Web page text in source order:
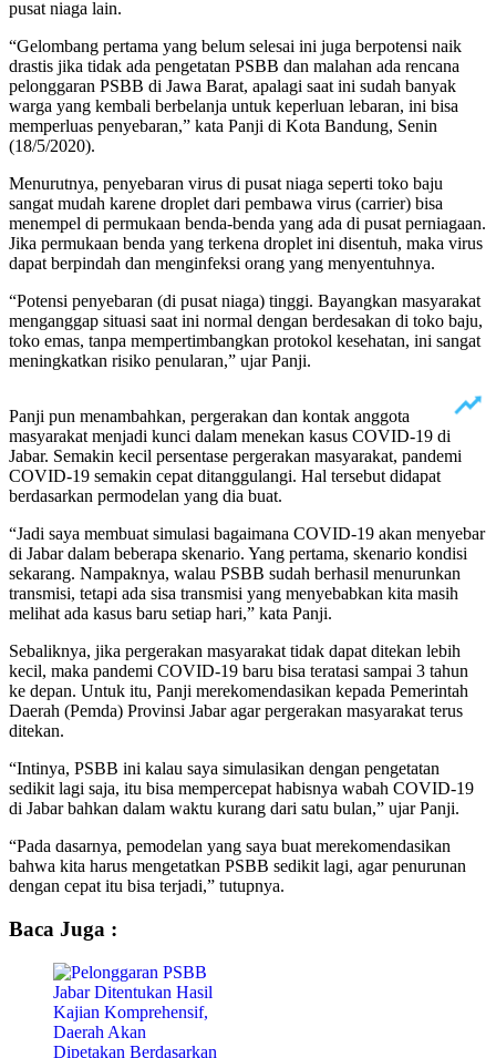
pusat niaga lain.
“Gelombang pertama yang belum selesai ini juga berpotensi naik
drastis jika tidak ada pengetatan PSBB dan malahan ada rencana
pelonggaran PSBB di Jawa Barat, apalagi saat ini sudah banyak
warga yang kembali berbelanja untuk keperluan lebaran, ini bisa
memperluas penyebaran,” kata Panji di Kota Bandung, Senin
(18/5/2020).
Menurutnya, penyebaran virus di pusat niaga seperti toko baju
sangat mudah karene droplet dari pembawa virus (carrier) bisa
menempel di permukaan benda-benda yang ada di pusat perniagaan.
Jika permukaan benda yang terkena droplet ini disentuh, maka virus
dapat berpindah dan menginfeksi orang yang menyentuhnya.
“Potensi penyebaran (di pusat niaga) tinggi. Bayangkan masyarakat
menganggap situasi saat ini normal dengan berdesakan di toko baju,
toko emas, tanpa mempertimbangkan protokol kesehatan, ini sangat
meningkatkan risiko penularan,” ujar Panji.
Panji pun menambahkan, pergerakan dan kontak anggota
masyarakat menjadi kunci dalam menekan kasus COVID-19 di
Jabar. Semakin kecil persentase pergerakan masyarakat, pandemi
COVID-19 semakin cepat ditanggulangi. Hal tersebut didapat
berdasarkan permodelan yang dia buat.
“Jadi saya membuat simulasi bagaimana COVID-19 akan menyebar
di Jabar dalam beberapa skenario. Yang pertama, skenario kondisi
sekarang. Nampaknya, walau PSBB sudah berhasil menurunkan
transmisi, tetapi ada sisa transmisi yang menyebabkan kita masih
melihat ada kasus baru setiap hari,” kata Panji.
Sebaliknya, jika pergerakan masyarakat tidak dapat ditekan lebih
kecil, maka pandemi COVID-19 baru bisa teratasi sampai 3 tahun
ke depan. Untuk itu, Panji merekomendasikan kepada Pemerintah
Daerah (Pemda) Provinsi Jabar agar pergerakan masyarakat terus
ditekan.
“Intinya, PSBB ini kalau saya simulasikan dengan pengetatan
sedikit lagi saja, itu bisa mempercepat habisnya wabah COVID-19
di Jabar bahkan dalam waktu kurang dari satu bulan,” ujar Panji.
“Pada dasarnya, pemodelan yang saya buat merekomendasikan
bahwa kita harus mengetatkan PSBB sedikit lagi, agar penurunan
dengan cepat itu bisa terjadi,” tutupnya.
Baca Juga :